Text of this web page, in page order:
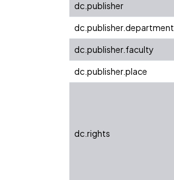
dc.publisher
dc.publisher.department
dc.publisher.faculty
dc.publisher.place
dc.rights